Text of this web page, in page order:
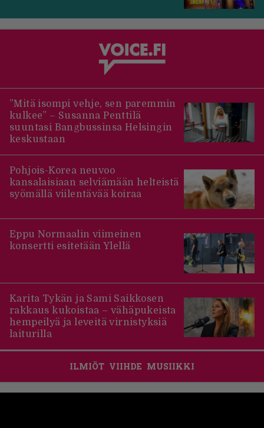
”Mitä isompi vehje, sen paremmin
kulkee” – Susanna Penttilä
suuntasi Bangbussinsa Helsingin
keskustaan
Pohjois-Korea neuvoo
kansalaisiaan selviämään helteistä
syömällä viilentävää koiraa
Eppu Normaalin viimeinen
konsertti esitetään Ylellä
Karita Tykän ja Sami Saikkosen
rakkaus kukoistaa – vähäpukeista
hempeilyä ja leveitä virnistyksiä
laiturilla
ILMIÖT VIIHDE MUSIIKKI